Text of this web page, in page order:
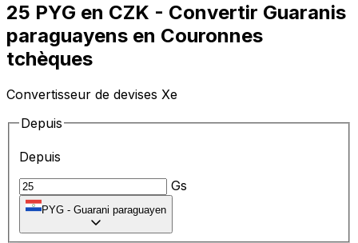
25 PYG en CZK - Convertir Guaranis
paraguayens en Couronnes
tchèques
Convertisseur de devises Xe
Depuis
Depuis
Gs
PYG - Guarani paraguayen